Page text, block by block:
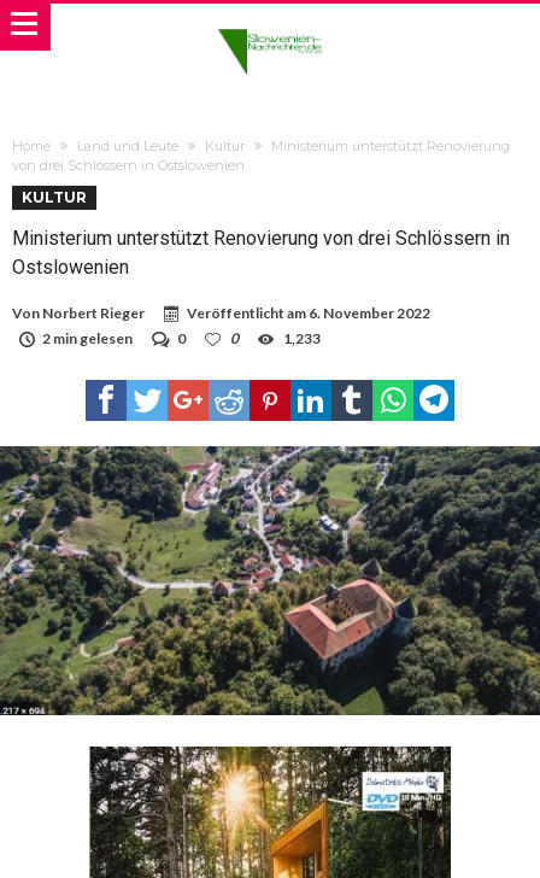
Home Land und Leute Kultur
Ministerium unterstützt Renovierung
von drei Schlössern in Ostslowenien
KULTUR
Ministerium unterstützt Renovierung von drei Schlössern in
Ostslowenien
Von Norbert Rieger Veröffentlicht am 6. November 2022
2 min gelesen
0 0 1,233